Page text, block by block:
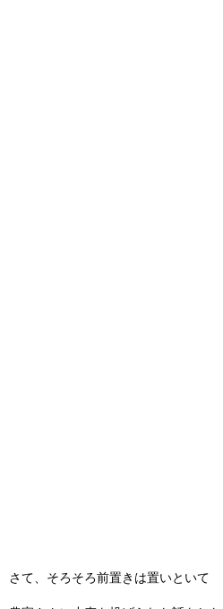
さて、そろそろ前置きは置いといて